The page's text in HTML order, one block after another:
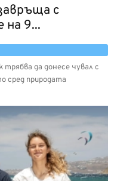
с
9...
да донесе чувал с
сред природата